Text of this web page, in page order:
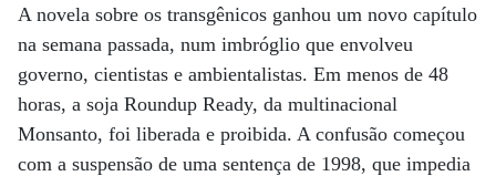
A novela sobre os transgênicos ganhou um novo capítulo
na semana passada, num imbróglio que envolveu
governo, cientistas e ambientalistas. Em menos de 48
horas, a soja Roundup Ready, da multinacional
Monsanto, foi liberada e proibida. A confusão começou
com a suspensão de uma sentença de 1998, que impedia